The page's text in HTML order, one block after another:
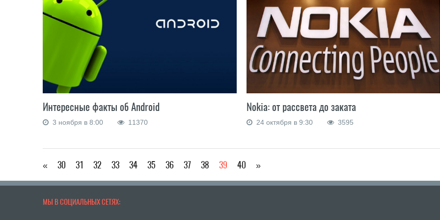
Интересные факты об Android
3 ноября в 8:00 11370
Nokia: от рассвета до заката
24 октября в 9:30 3595
« 30 31 32 33 34 35 36 37 38 39 40 »
МЫ В СОЦИАЛЬНЫХ СЕТЯХ: